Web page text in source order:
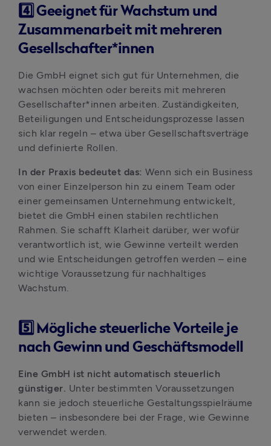
4️⃣ Geeignet für Wachstum und
Zusammenarbeit mit mehreren
Gesellschafter*innen
Die GmbH eignet sich gut für Unternehmen, die
wachsen möchten oder bereits mit mehreren
Gesellschafter*innen arbeiten. Zuständigkeiten,
Beteiligungen und Entscheidungsprozesse lassen
sich klar regeln – etwa über Gesellschaftsverträge
und definierte Rollen.
In der Praxis bedeutet das: Wenn sich ein Business
von einer Einzelperson hin zu einem Team oder
einer gemeinsamen Unternehmung entwickelt,
bietet die GmbH einen stabilen rechtlichen
Rahmen. Sie schafft Klarheit darüber, wer wofür
verantwortlich ist, wie Gewinne verteilt werden
und wie Entscheidungen getroffen werden – eine
wichtige Voraussetzung für nachhaltiges
Wachstum.
5️⃣ Mögliche steuerliche Vorteile je
nach Gewinn und Geschäftsmodell
Eine GmbH ist nicht automatisch steuerlich
günstiger. Unter bestimmten Voraussetzungen
kann sie jedoch steuerliche Gestaltungsspielräume
bieten – insbesondere bei der Frage, wie Gewinne
verwendet werden.